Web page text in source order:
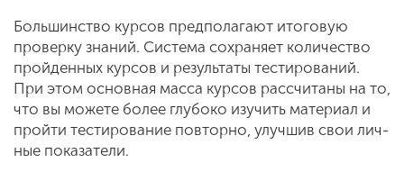
Большинство курсов предполагают ито­говую
проверку знаний. Система сохраняет количество
пройденных курсов и результа­ты тестирований.
При этом основная масса курсов рассчитаны на то,
что вы можете более глубоко изучить материал и
пройти тестирование повторно, улучшив свои лич­
ные показатели.